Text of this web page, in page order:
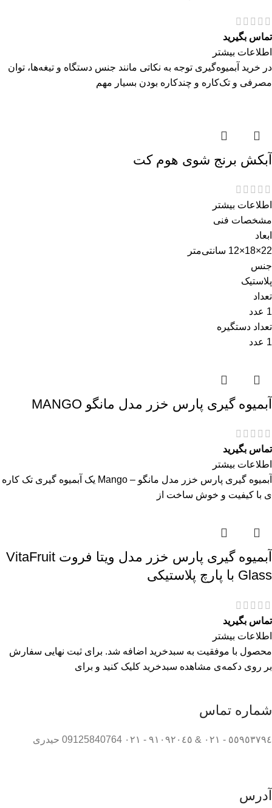
تماس بگیرید
اطلاعات بیشتر
در خرید آبمیوه‌گیری توجه به نکاتی مانند جنس دستگاه و تیغه‌ها، توان
مصرفی و تک‌کاره و چندکاره بودن بسیار مهم
آبکش برنج شوی هوم کت
اطلاعات بیشتر
مشخصات فنی
ابعاد
22×18×12 سانتی‌متر
جنس
پلاستیک
تعداد
1 عدد
تعداد دستگیره
1 عدد
آبمیوه گیری پارس خزر مدل مانگو MANGO
تماس بگیرید
اطلاعات بیشتر
آبمیوه گیری پارس خزر مدل مانگو – Mango یک آبمیوه گیری تک کاره
ی با کیفیت و خوش ساخت از
آبمیوه گیری پارس خزر مدل ویتا فروت VitaFruit
Glass با پارچ پلاستیکی
تماس بگیرید
اطلاعات بیشتر
محصول با موفقیت به سبدخرید اضافه شد. برای ثبت نهایی سفارش
بر روی دکمه‌ی مشاهده سبدخرید کلیک کنید و برای
شماره تماس
٥٥٩٥٣٧٩٤ - ٠٢١ & ٩١٠٩٢٠٤٥ - ٠٢١ 09125840764 حیدری
آدرس